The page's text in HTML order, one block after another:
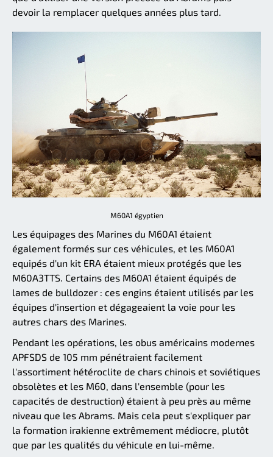
devoir la remplacer quelques années plus tard.
M60A1 égyptien
Les équipages des Marines du M60A1 étaient
également formés sur ces véhicules, et les M60A1
equipés d'un kit ERA étaient mieux protégés que les
M60A3TTS. Certains des M60A1 étaient équipés de
lames de bulldozer : ces engins étaient utilisés par les
équipes d'insertion et dégageaient la voie pour les
autres chars des Marines.
Pendant les opérations, les obus américains modernes
APFSDS de 105 mm pénétraient facilement
l'assortiment hétéroclite de chars chinois et soviétiques
obsolètes et les M60, dans l'ensemble (pour les
capacités de destruction) étaient à peu près au même
niveau que les Abrams. Mais cela peut s'expliquer par
la formation irakienne extrêmement médiocre, plutôt
que par les qualités du véhicule en lui-même.